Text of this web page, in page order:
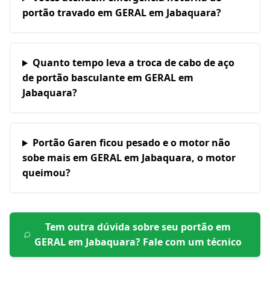
portão travado em GERAL em Jabaquara?
Quanto tempo leva a troca de cabo de aço
de portão basculante em GERAL em
Jabaquara?
Portão Garen ficou pesado e o motor não
sobe mais em GERAL em Jabaquara, o motor
queimou?
Tem outra dúvida sobre seu portão em
GERAL em Jabaquara? Fale com um técnico